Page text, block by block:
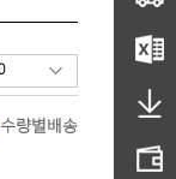
수량별배송